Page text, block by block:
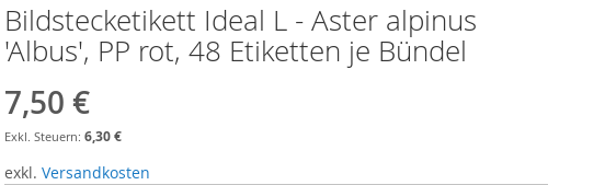
Bildstecketikett Ideal L - Aster alpinus
'Albus', PP rot, 48 Etiketten je Bündel
7,50 €
6,30 €
exkl. Versandkosten